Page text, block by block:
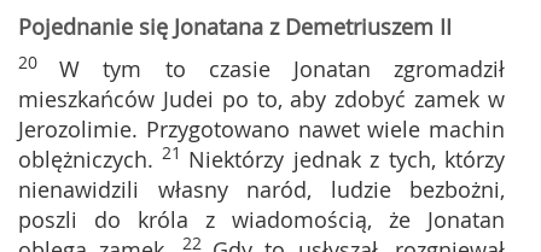
Pojednanie się Jonatana z Demetriuszem II
20W tym to czasie Jonatan zgromadził
mieszkańców Judei po to, aby zdobyć zamek w
Jerozolimie. Przygotowano nawet wiele machin
oblężniczych. 21 Niektórzy jednak z tych, którzy
nienawidzili własny naród, ludzie bezbożni,
poszli do króla z wiadomością, że Jonatan
22